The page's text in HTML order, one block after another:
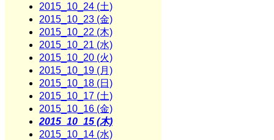
2015_10_24 (土)
2015_10_23 (金)
2015_10_22 (木)
2015_10_21 (水)
2015_10_20 (火)
2015_10_19 (月)
2015_10_18 (日)
2015_10_17 (土)
2015_10_16 (金)
2015_10_15 (木)
2015_10_14 (水)